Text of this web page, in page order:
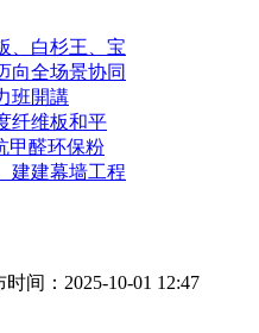
、白杉王、宝
向全场景协同
班開講
纤维板和平
甲醛环保粉
建建幕墙工程
间：2025-10-01 12:47